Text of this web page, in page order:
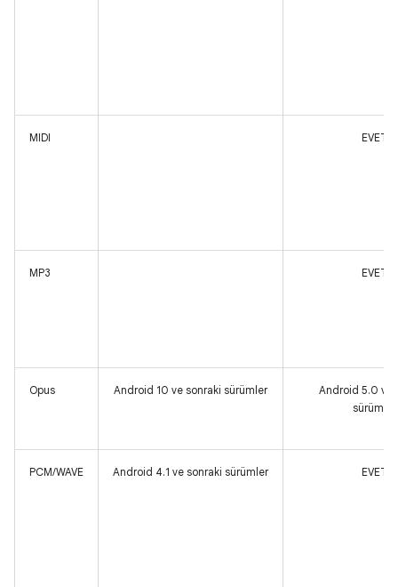
MIDI EVET
MP3 EVET
Opus Android 10 ve sonraki sürümler
Android 5.0 ve
sürümler
PCM/WAVE Android 4.1 ve sonraki sürümler EVET